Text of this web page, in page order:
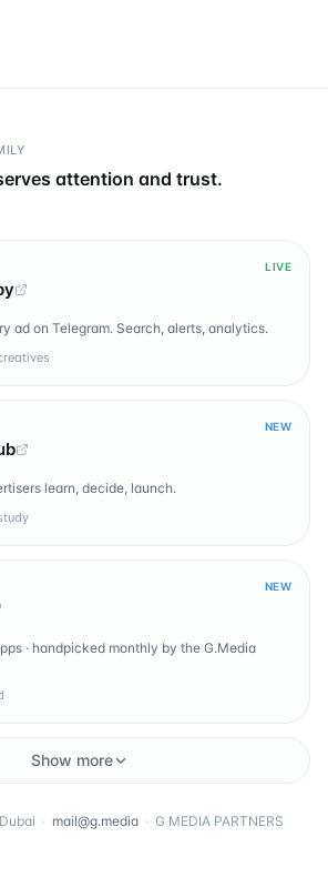
attention and trust.
LIVE
ad on Telegram. Search, alerts, analytics.
NEW
learn, decide, launch.
NEW
· handpicked monthly by the G.Media
Show more
· mail@g.media · G MEDIA PARTNERS